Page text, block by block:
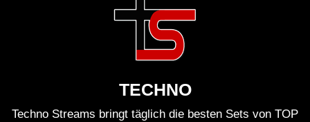
David Penns Musik ist bekannt für ihre
die die Zuhörer zum Tanzen bringen.
TECHNO
Techno Streams bringt täglich die besten Sets von TOP